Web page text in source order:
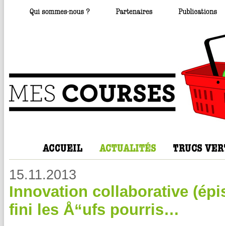
15.11.2013
Innovation collaborative
fini les Å“ufs pourris…